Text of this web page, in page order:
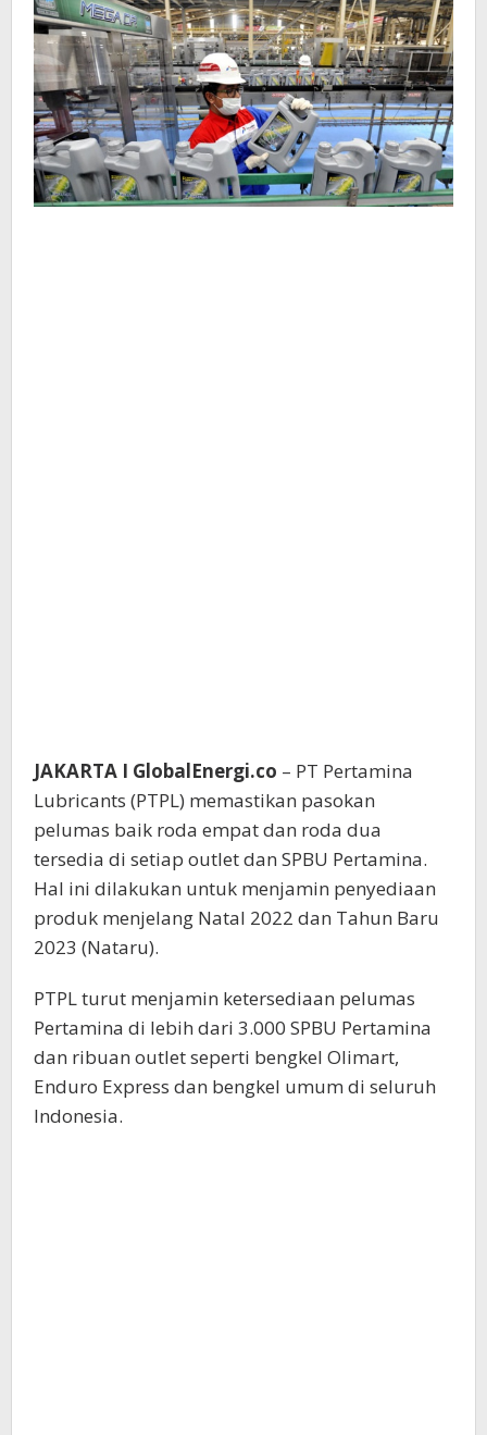
JAKARTA I GlobalEnergi.co – PT Pertamina
Lubricants (PTPL) memastikan pasokan
pelumas baik roda empat dan roda dua
tersedia di setiap outlet dan SPBU Pertamina.
Hal ini dilakukan untuk menjamin penyediaan
produk menjelang Natal 2022 dan Tahun Baru
2023 (Nataru).
PTPL turut menjamin ketersediaan pelumas
Pertamina di lebih dari 3.000 SPBU Pertamina
dan ribuan outlet seperti bengkel Olimart,
Enduro Express dan bengkel umum di seluruh
Indonesia.